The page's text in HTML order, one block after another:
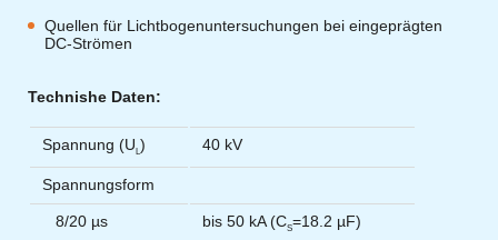
Quellen für Lichtbogenuntersuchungen bei eingeprägten
DC-Strömen
Technishe Daten:
Spannung (U ) 40 kV
Spannungsform
8/20 µs bis 50 kA (CS=18.2 µF)